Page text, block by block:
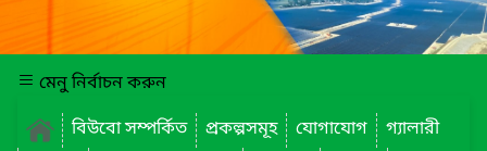
মেনু নির্বাচন করুন
বিউবো সম্পর্কিত
প্রকল্পসমূহ যোগাযোগ
গ্যালারী